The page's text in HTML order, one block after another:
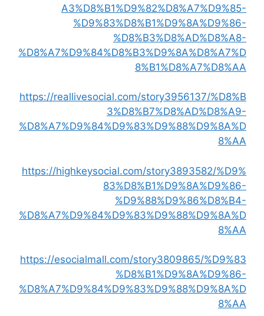
A3%D8%B1%D9%82%D8%A7%D9%85-
%D9%83%D8%B1%D9%8A%D9%86-
%D8%B3%D8%AD%D8%A8-
%D8%A7%D9%84%D8%B3%D9%8A%D8%A7%D
8%B1%D8%A7%D8%AA
https://reallivesocial.com/story3956137/%D8%B
3%D8%B7%D8%AD%D8%A9-
%D8%A7%D9%84%D9%83%D9%88%D9%8A%D
8%AA
https://highkeysocial.com/story3893582/%D9%
83%D8%B1%D9%8A%D9%86-
%D9%88%D9%86%D8%B4-
%D8%A7%D9%84%D9%83%D9%88%D9%8A%D
8%AA
https://esocialmall.com/story3809865/%D9%83
%D8%B1%D9%8A%D9%86-
%D8%A7%D9%84%D9%83%D9%88%D9%8A%D
8%AA